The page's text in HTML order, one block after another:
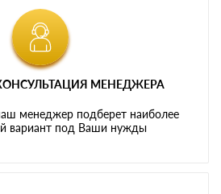
МЕНЕДЖЕРА
менеджер подберет наиболее
вариант под Ваши нужды